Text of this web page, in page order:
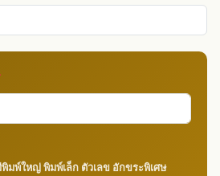
มพ์ใหญ่ พิมพ์เล็ก ตัวเลข อักขระพิเศษ